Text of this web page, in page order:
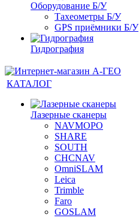
Оборудование Б/У
Тахеометры Б/У
GPS приёмники Б/У
Гидрография
КАТАЛОГ
Лазерные сканеры
NAVMOPO
SHARE
SOUTH
CHCNAV
OmniSLAM
Leica
Trimble
Faro
GOSLAM